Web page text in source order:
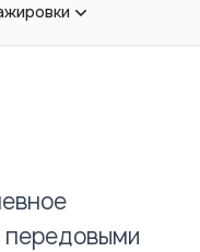
передовыми